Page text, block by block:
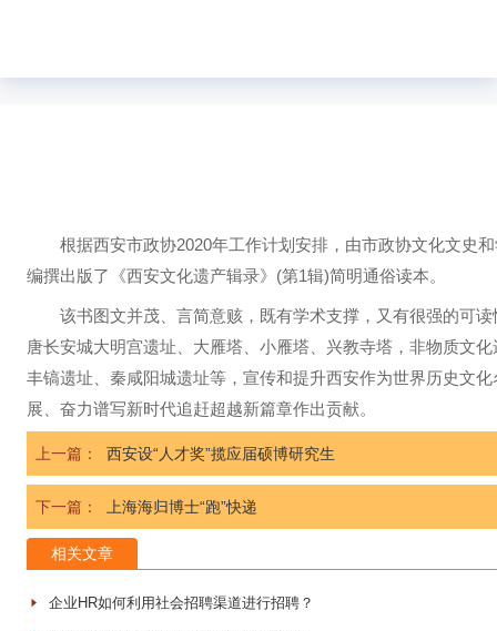
根据西安市政协2020年工作计划安排，由市政协文化文史和
编撰出版了《西安文化遗产辑录》(第1辑)简明通俗读本。
该书图文并茂、言简意赅，既有学术支撑，又有很强的可读
唐长安城大明宫遗址、大雁塔、小雁塔、兴教寺塔，非物质文
丰镐遗址、秦咸阳城遗址等，宣传和提升西安作为世界历史文
展、奋力谱写新时代追赶超越新篇章作出贡献。
上一篇： 西安设“人才奖”揽应届硕博研究生
下一篇： 上海海归博士“跑”快递
相关文章
企业HR如何利用社会招聘渠道进行招聘？